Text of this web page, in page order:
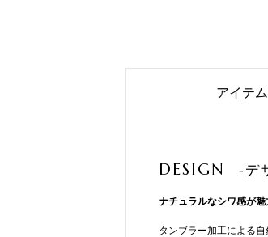
アイテ
DESIGN -デ
ナチュラルなシワ感が魅
タンブラー加工による